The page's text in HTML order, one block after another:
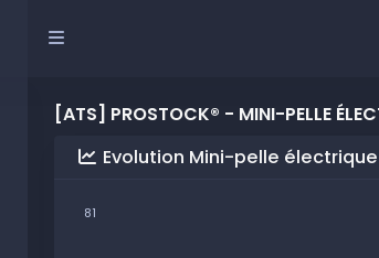
[ATS] PROSTOCK® - MINI-PELLE
Evolution Mini-pelle électrique
81